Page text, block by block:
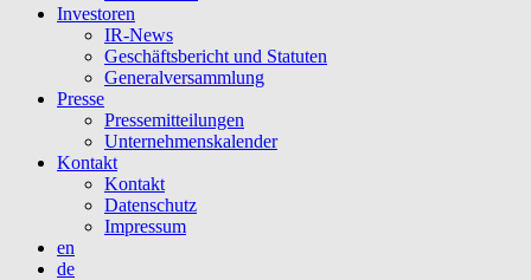
Investoren
IR-News
Geschäftsbericht und Statuten
Generalversammlung
Presse
Pressemitteilungen
Unternehmenskalender
Kontakt
Kontakt
Datenschutz
Impressum
en
de